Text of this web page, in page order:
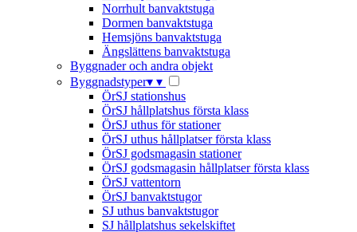
Norrhult banvaktstuga
Dormen banvaktstuga
Hemsjöns banvaktstuga
Ängslättens banvaktstuga
Byggnader och andra objekt
Byggnadstyper▾ ▾
ÖrSJ stationshus
ÖrSJ hållplatshus första klass
ÖrSJ uthus för stationer
ÖrSJ uthus hållplatser första klass
ÖrSJ godsmagasin stationer
ÖrSJ godsmagasin hållplatser första klass
ÖrSJ vattentorn
ÖrSJ banvaktstugor
SJ uthus banvaktstugor
SJ hållplatshus sekelskiftet